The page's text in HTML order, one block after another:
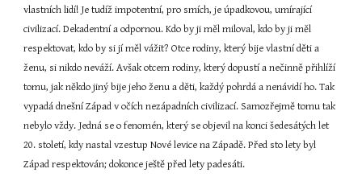
vlastních lidí! Je tudíž impotentní, pro smích, je úpadkovou, umírající
civilizací. Dekadentní a odpornou. Kdo by ji měl miloval, kdo by ji měl
respektovat, kdo by si jí měl vážit? Otce rodiny, který bije vlastní děti a
ženu, si nikdo neváží. Avšak otcem rodiny, který dopustí a nečinně přihlíží
tomu, jak někdo jiný bije jeho ženu a děti, každý pohrdá a nenávidí ho. Tak
vypadá dnešní Západ v očích nezápadních civilizací. Samozřejmě tomu tak
nebylo vždy. Jedná se o fenomén, který se objevil na konci šedesátých let
20. století, kdy nastal vzestup Nové levice na Západě. Před sto lety byl
Západ respektován; dokonce ještě před lety padesáti.